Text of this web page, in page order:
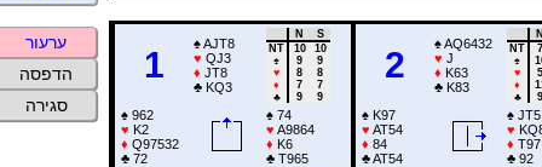
1
♠AJT8
♥ QJ3
♦ JT8
♣ KQ3
N
S
NT
10
10
♠
9
9
♥
8
8
♦
7
7
♣
9 9
♠ 962
♥ K2
♦ Q97532
♣ 72
♠ 74
♥ A9864
♦ K6
♣ T965
2
♠AQ6432
♥ J
♦ K63
♣ K83
NT
7
♠
♥
5
♦
♣
9
♠ K97
♥ AT54
♦ 84
♣AT54
♠ JT5
♥
♦ T97
♣ 92
ערעור
הדפסה
סגירה